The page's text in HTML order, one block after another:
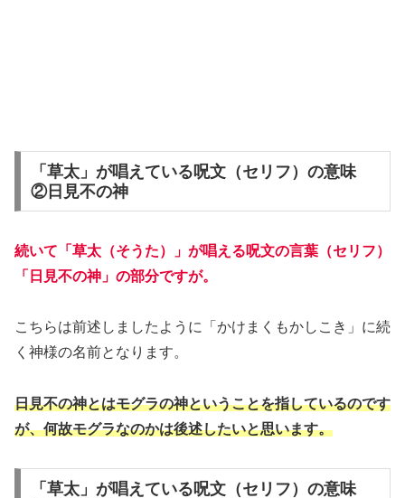
「草太」が唱えている呪文（セリフ）の意味
②日見不の神
続いて「草太（そうた）」が唱える呪文の言葉（セリフ）
「日見不の神」の部分ですが。
こちらは前述しましたように「かけまくもかしこき」に続
く神様の名前となります。
日見不の神とはモグラの神ということを指しているのです
が、何故モグラなのかは後述したいと思います。
「草太」が唱えている呪文（セリフ）の意味